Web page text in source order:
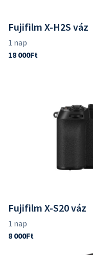
Fujifilm X-H2S váz
Fujifilm X-S20 váz